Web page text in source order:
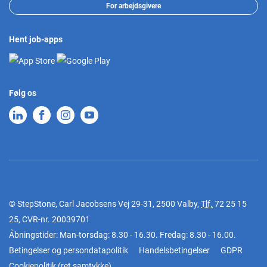
For arbejdsgivere
Hent job-apps
Følg os
© StepStone, Carl Jacobsens Vej 29-31, 2500 Valby, Tlf. 72 25 15
25, CVR-nr. 20039701
Åbningstider: Man-torsdag: 8.30 - 16.30. Fredag: 8.30 - 16.00.
Betingelser og persondatapolitik
Handelsbetingelser
GDPR